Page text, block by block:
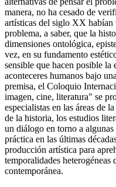
manera, no ha cesado de
artísticas del siglo XX
problema, a saber, que la
dimensiones ontológica,
vez, en su fundamento
sensible que hacen posible
aconteceres humanos bajo
premisa, el Coloquio
imagen, cine, literatura" se
especialistas en las áreas de
de la historia, los estudios
un diálogo en torno a algunas
práctica en las últimas
producción artística para
temporalidades
contemporánea.